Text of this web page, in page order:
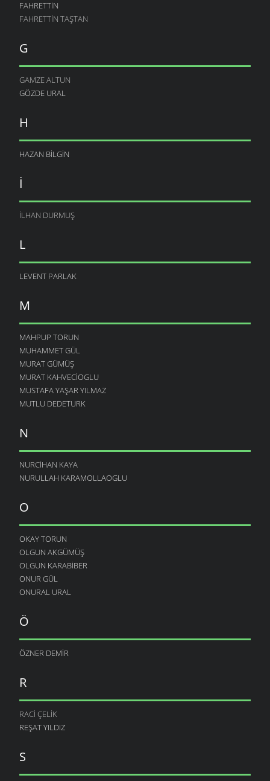
FAHRETTIN
FAHRETTIN TAŞTAN
G
GAMZE ALTUN
GÖZDE URAL
H
HAZAN BILGIN
İ
İLHAN DURMUŞ
L
LEVENT PARLAK
M
MAHPUP TORUN
MUHAMMET GÜL
MURAT GÜMÜŞ
MURAT KAHVECIOGLU
MUSTAFA YAŞAR YILMAZ
MUTLU DEDETURK
N
NURCIHAN KAYA
NURULLAH KARAMOLLAOGLU
O
OKAY TORUN
OLGUN AKGÜMÜŞ
OLGUN KARABIBER
ONUR GÜL
ONURAL URAL
Ö
ÖZNER DEMIR
R
RACI ÇELIK
REŞAT YILDIZ
S